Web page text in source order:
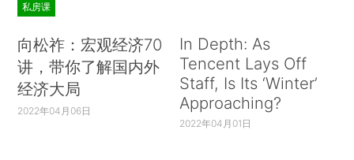
私房课
向松祚：宏观经济70
讲，带你了解国内外
经济大局
2022年04月06日
In Depth: As
Tencent Lays Off
Staff, Is Its ‘Winter’
Approaching?
2022年04月01日